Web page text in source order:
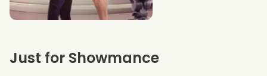
Just for Showmance